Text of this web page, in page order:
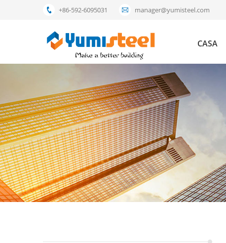
+86-592-6095031 manager@yumisteel.com
CASA